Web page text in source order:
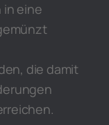
in eine
die damit